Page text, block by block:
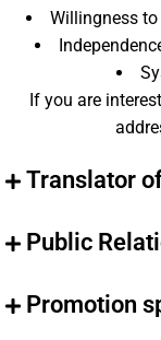
Willingness
If you are
Translator
Public
Promotion